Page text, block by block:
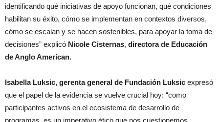
identificando qué iniciativas de apoyo funcionan, qué condiciones
habilitan su éxito, cómo se implementan en contextos diversos,
cómo se escalan y se hacen sostenibles, para apoyar la toma de
decisiones” explicó Nicole Cisternas, directora de Educación
de Anglo American.
Isabella Luksic, gerenta general de Fundación Luksic expresó
que el papel de la evidencia se vuelve crucial hoy: “como
participantes activos en el ecosistema de desarrollo de